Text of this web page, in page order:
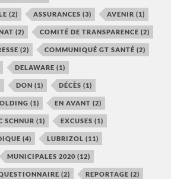
(2) ASSURANCES (3) AVENIR (1)
(2) COMITÉ DE TRANSPARENCE (2)
(2) COMMUNIQUÉ GT SANTÉ (2)
DELAWARE (1)
DON (1) DÉCÈS (1)
(1) EN AVANT (2)
SCHNUR (1) EXCUSES (1)
(4) LUBRIZOL (11)
MUNICIPALES 2020 (12)
(2) REPORTAGE (2)